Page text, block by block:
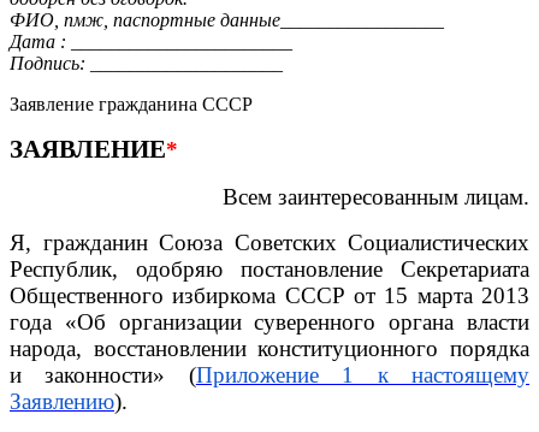
ФИО, пмж, паспортные данные_________________
Дата : _______________________
Подпись: ____________________
Заявление гражданина СССР
ЗАЯВЛЕНИЕ*
Всем заинтересованным лицам.
Я, гражданин Союза Советских Социалистических
Республик, одобряю постановление Секретариата
Общественного избиркома СССР от 15 марта 2013
года «Об организации суверенного органа власти
народа, восстановлении конституционного порядка
и законности» (Приложение 1 к настоящему
Заявлению).